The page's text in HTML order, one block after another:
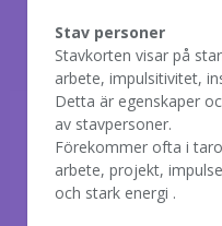
Stav personer
Stavkorten visar på
arbete, impulsitivitet,
Detta är egenskaper
av stavpersoner.
Förekommer ofta i
arbete, projekt,
och stark energi .